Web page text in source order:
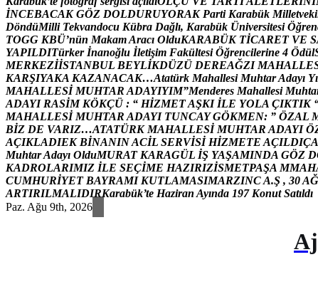
İNCEBACAK GÖZ DOLDURUYORAK Parti Karabük Milletveki
DöndüMilli Tekvandocu Kübra Dağlı, Karabük Üniversitesi Öğren
TOGG KBÜ’nün MakamAracı OlduKARABÜK TİCARET VE S
YAPILDITürker İnanoğlu İletişim Fakültesi Öğrencilerine 4 Ödül
MERKEZİİSTANBUL BEYLİKDÜZÜ DEREAĞZI MAHALLE
KARŞIYAKA KAZANACAK…Atatürk Mahallesi MuhtarAdayı Yı
MAHALLESİ MUHTAR ADAYIYIM”Menderes Mahallesi Muhta
ADAYI RASİM KÖKÇÜ : “ HİZMETAŞKI İLE YOLA ÇIKTIK
MAHALLESİ MUHTAR ADAYI TUNCAY GÖKMEN: ” ÖZAL
BİZ DE VARIZ…ATATÜRK MAHALLESİ MUHTAR ADAYI Ö
AÇIKLADIEK BİNANINACİL SERVİSİ HİZMETE AÇILDIÇA
MuhtarAdayı OlduMURAT KARAGÜL İŞ YAŞAMINDA GÖZ D
KADROLARIMIZ İLE SEÇİME HAZIRIZİSMETPAŞA MMAH
CUMHURİYET BAYRAMI KUTLAMASIMARZINCA.Ş , 30AĞ
ARTIRILMALIDIRKarabük’te Haziran Ayında 197 Konut Satıldı
Paz. Ağu 9th, 2026